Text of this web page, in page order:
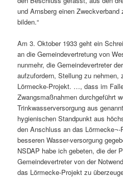
und Arnsberg einen
bilden.“
Am 3. Oktober 1933 geht ein
an die Gemeindevertretung von
nunmehr, die Gemeindevertreter
aufzufordern, Stellung zu nehmen,
Lörmecke-Projekt. …, dass im
Zwangsmaßnahmen durchgeführt
Trinkwasserversorgung aus
hygienischen Standpunkt aus
den Anschluss an das
besseren Wasser-versorgung
NSDAP habe ich gebeten, die der
Gemeindevertreter von der
das Lörmecke-Projekt zu